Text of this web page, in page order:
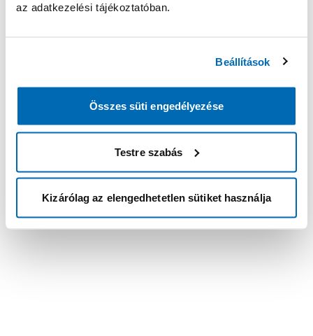
az adatkezelési tájékoztatóban.
Beállítások
Összes süti engedélyezése
Testre szabás
Kizárólag az elengedhetetlen sütiket használja